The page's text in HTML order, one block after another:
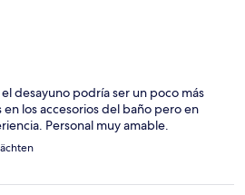
desayuno podría ser un poco más
los accesorios del baño pero en
Personal muy amable.